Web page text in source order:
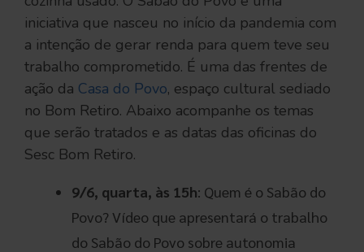
iniciativa que nasceu no início da pandemia com
a intenção de gerar renda para quem teve seu
trabalho comprometido. É uma das frentes de
ação da Casa do Povo, espaço cultural sediado
no Bom Retiro. Abaixo acompanhe os temas
que serão tratados e as datas das oficinas do
Sesc Bom Retiro.
9/6, quarta, às 15h: Quem é o Sabão do
Povo? Vídeo que apresentará o trabalho
do Sabão do Povo sobre autonomia